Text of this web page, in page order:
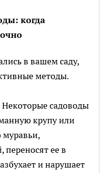
когда
в вашем саду,
методы.
Некоторые садоводы
крупу или
муравьи,
ее в
и нарушает